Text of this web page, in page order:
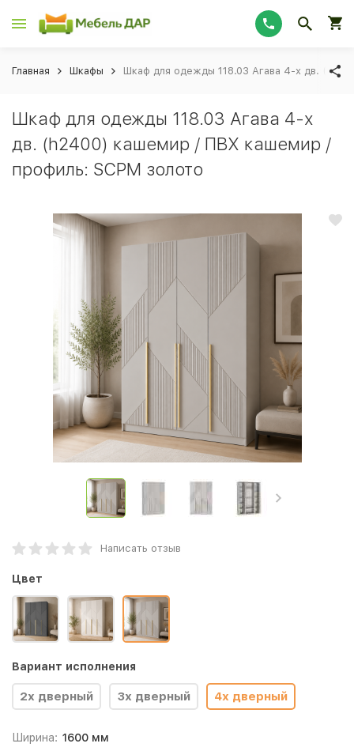
Главная Шкафы Шкаф для одежды 118.03 Агава 4-х дв.
Шкаф для одежды 118.03 Агава 4-х
дв. (h2400) кашемир / ПВХ кашемир /
профиль: SCPM золото
Написать отзыв
Цвет
Вариант исполнения
2х дверный 3х дверный 4х дверный
Ширина: 1600 мм